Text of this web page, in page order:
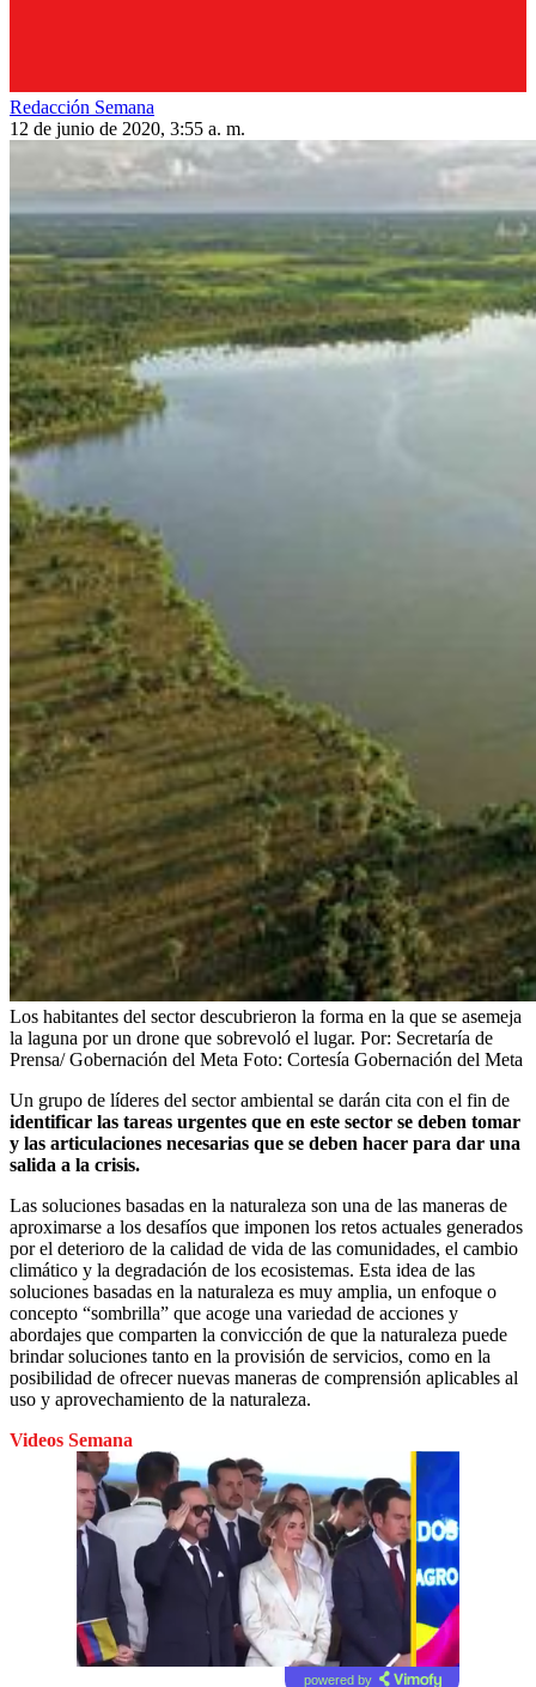
Redacción Semana
12 de junio de 2020, 3:55 a. m.
Los habitantes del sector descubrieron la forma en la que se asemeja
la laguna por un drone que sobrevoló el lugar. Por: Secretaría de
Prensa/ Gobernación del Meta Foto: Cortesía Gobernación del Meta
Un grupo de líderes del sector ambiental se darán cita con el fin de
identificar las tareas urgentes que en este sector se deben tomar
y las articulaciones necesarias que se deben hacer para dar una
salida a la crisis.
Las soluciones basadas en la naturaleza son una de las maneras de
aproximarse a los desafíos que imponen los retos actuales generados
por el deterioro de la calidad de vida de las comunidades, el cambio
climático y la degradación de los ecosistemas. Esta idea de las
soluciones basadas en la naturaleza es muy amplia, un enfoque o
concepto “sombrilla” que acoge una variedad de acciones y
abordajes que comparten la convicción de que la naturaleza puede
brindar soluciones tanto en la provisión de servicios, como en la
posibilidad de ofrecer nuevas maneras de comprensión aplicables al
uso y aprovechamiento de la naturaleza.
Videos Semana
powered by